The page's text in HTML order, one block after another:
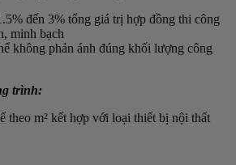
đến 3% tổng giá trị hợp đồng thi công
minh bạch
không phản ánh đúng khối lượng công
trình:
theo m² kết hợp với loại thiết bị nội thất